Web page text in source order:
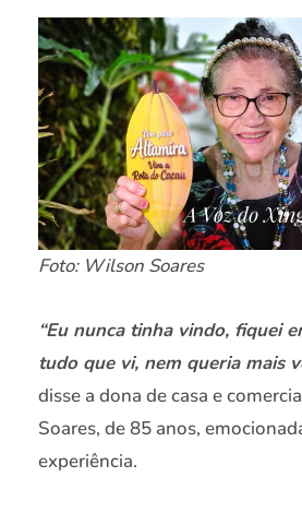
Foto: Wilson Soares
“Eu nunca tinha vindo, fiquei
tudo que vi, nem queria mais
disse a dona de casa e
Soares, de 85 anos,
experiência.